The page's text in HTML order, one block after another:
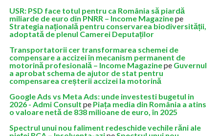
USR: PSD face totul pentru ca România să piardă
miliarde de euro din PNRR – Income Magazinepe
Strategia națională pentru conservarea biodiversității,
adoptată de plenul Camerei Deputaților
Transportatorii cer transformarea schemei de
compensare a accizei în mecanism permanent de
motorină profesională – Income Magazinepe Guvernul
a aprobat schema de ajutor de stat pentru
compensarea creșterii accizei la motorină
Google Ads vs Meta Ads: unde investesti bugetul in
2026 - Admi Consult pe Piața media din România a atins
o valoare netă de 838 milioane de euro, în 2025
Spectrul unui nou faliment redeschide vechile răni ale